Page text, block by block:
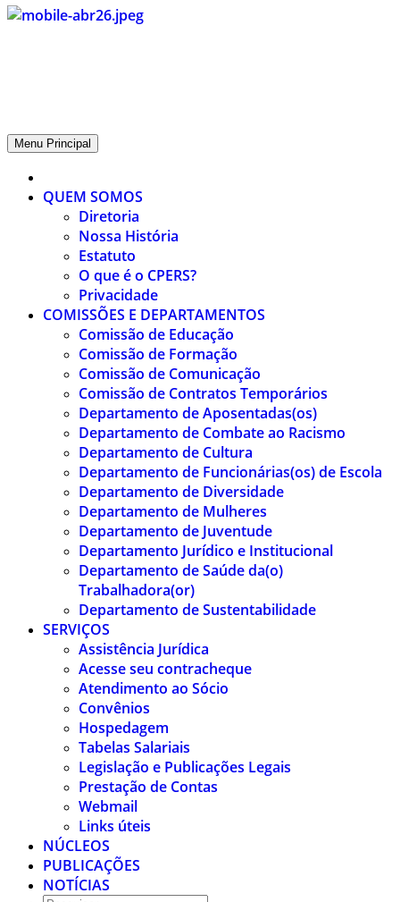
CPERS – Sindicato
CPERS – Sindicato dos Professores e Funcionários de escola do
Menu Principal
QUEM SOMOS
Diretoria
Nossa História
Estatuto
O que é o CPERS?
Privacidade
COMISSÕES E DEPARTAMENTOS
Comissão de Educação
Comissão de Formação
Comissão de Comunicação
Comissão de Contratos Temporários
Departamento de Aposentadas(os)
Departamento de Combate ao Racismo
Departamento de Cultura
Departamento de Funcionárias(os) de Escola
Departamento de Diversidade
Departamento de Mulheres
Departamento de Juventude
Departamento Jurídico e Institucional
Departamento de Saúde da(o)
Trabalhadora(or)
Departamento de Sustentabilidade
SERVIÇOS
Assistência Jurídica
Acesse seu contracheque
Atendimento ao Sócio
Convênios
Hospedagem
Tabelas Salariais
Legislação e Publicações Legais
Prestação de Contas
Webmail
Links úteis
NÚCLEOS
PUBLICAÇÕES
NOTÍCIAS